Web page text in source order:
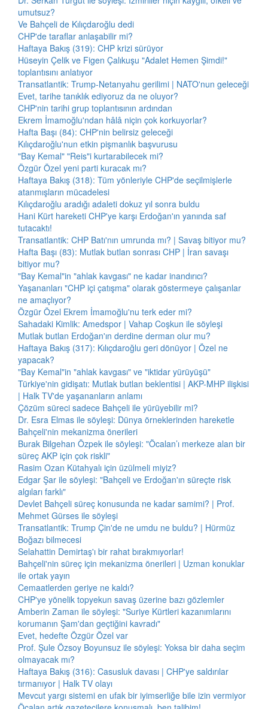
umutsuz?
Ve Bahçeli de Kılıçdaroğlu dedi
CHP'de taraflar anlaşabilir mi?
Haftaya Bakış (319): CHP krizi sürüyor
Hüseyin Çelik ve Figen Çalıkuşu "Adalet Hemen Şimdi!"
toplantısını anlatıyor
Transatlantik: Trump-Netanyahu gerilimi | NATO'nun geleceği
Evet, tarihe tanıklık ediyoruz da ne oluyor?
CHP'nin tarihi grup toplantısının ardından
Ekrem İmamoğlu'ndan hâlâ niçin çok korkuyorlar?
Hafta Başı (84): CHP'nin belirsiz geleceği
Kılıçdaroğlu'nun etkin pişmanlık başvurusu
"Bay Kemal" "Reis"i kurtarabilecek mi?
Özgür Özel yeni parti kuracak mı?
Haftaya Bakış (318): Tüm yönleriyle CHP'de seçilmişlerle
atanmışların mücadelesi
Kılıçdaroğlu aradığı adaleti dokuz yıl sonra buldu
Hani Kürt hareketi CHP'ye karşı Erdoğan'ın yanında saf
tutacaktı!
Transatlantik: CHP Batı'nın umrunda mı? | Savaş bitiyor mu?
Hafta Başı (83): Mutlak butlan sonrası CHP | İran savaşı
bitiyor mu?
"Bay Kemal"in "ahlak kavgası" ne kadar inandırıcı?
Yaşananları "CHP içi çatışma" olarak göstermeye çalışanlar
ne amaçlıyor?
Özgür Özel Ekrem İmamoğlu'nu terk eder mi?
Sahadaki Kimlik: Amedspor | Vahap Coşkun ile söyleşi
Mutlak butlan Erdoğan'ın derdine derman olur mu?
Haftaya Bakış (317): Kılıçdaroğlu geri dönüyor | Özel ne
yapacak?
"Bay Kemal"in "ahlak kavgası" ve "iktidar yürüyüşü"
Türkiye'nin gidişatı: Mutlak butlan beklentisi | AKP-MHP ilişkisi
| Halk TV'de yaşananların anlamı
Çözüm süreci sadece Bahçeli ile yürüyebilir mi?
Dr. Esra Elmas ile söyleşi: Dünya örneklerinden hareketle
Bahçeli'nin mekanizma önerileri
Burak Bilgehan Özpek ile söyleşi: "Öcalan’ı merkeze alan bir
süreç AKP için çok riskli"
Rasim Ozan Kütahyalı için üzülmeli miyiz?
Edgar Şar ile söyleşi: "Bahçeli ve Erdoğan'ın süreçte risk
algıları farklı"
Devlet Bahçeli süreç konusunda ne kadar samimi? | Prof.
Mehmet Gürses ile söyleşi
Transatlantik: Trump Çin'de ne umdu ne buldu? | Hürmüz
Boğazı bilmecesi
Selahattin Demirtaş'ı bir rahat bırakmıyorlar!
Bahçeli'nin süreç için mekanizma önerileri | Uzman konuklar
ile ortak yayın
Cemaatlerden geriye ne kaldı?
CHP'ye yönelik topyekun savaş üzerine bazı gözlemler
Amberin Zaman ile söyleşi: "Suriye Kürtleri kazanımlarını
korumanın Şam'dan geçtiğini kavradı"
Evet, hedefte Özgür Özel var
Prof. Şule Özsoy Boyunsuz ile söyleşi: Yoksa bir daha seçim
olmayacak mı?
Haftaya Bakış (316): Casusluk davası | CHP'ye saldırılar
tırmanıyor | Halk TV olayı
Mevcut yargı sistemi en ufak bir iyimserliğe bile izin vermiyor